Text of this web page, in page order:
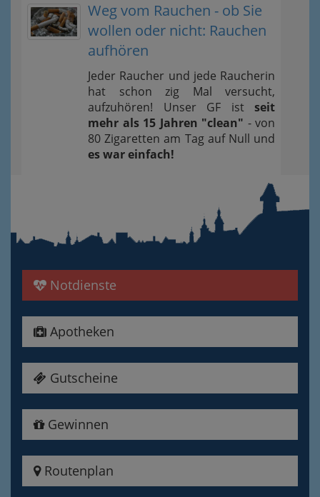
Weg vom Rauchen - ob Sie
wollen oder nicht: Rauchen
aufhören
Jeder Raucher und jede Raucherin
hat schon zig Mal versucht,
aufzuhören! Unser GF ist seit
mehr als 15 Jahren "clean" - von
80 Zigaretten am Tag auf Null und
es war einfach!
Notdienste
Apotheken
Gutscheine
Gewinnen
Routenplan